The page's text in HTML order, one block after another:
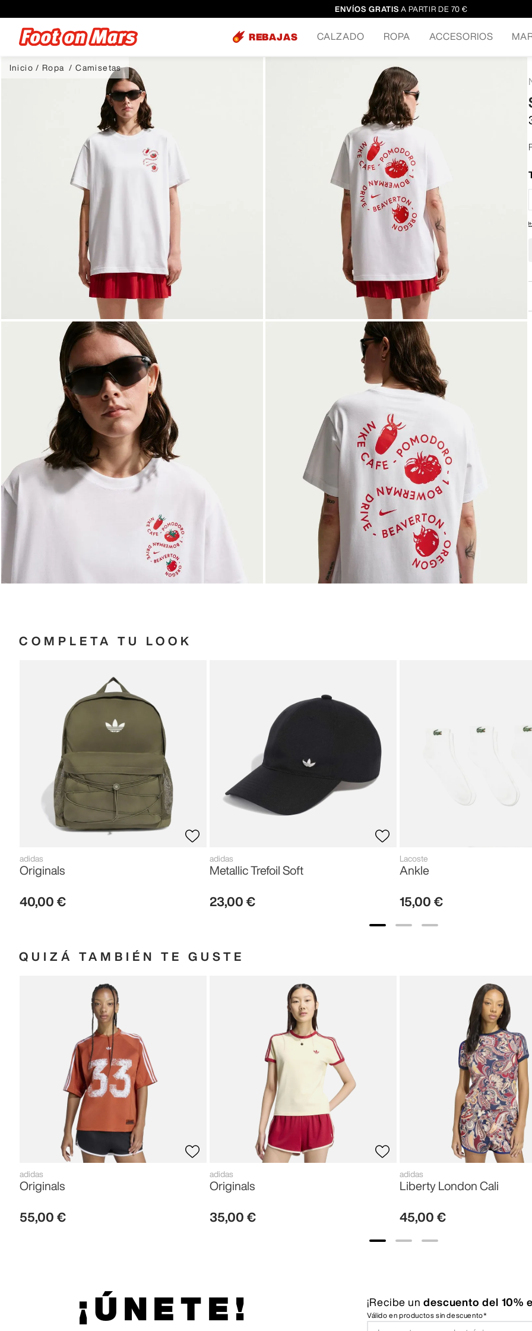
ENVÍOS GRATIS A PARTIR DE 70 €
REBAJAS CALZADO ROPA ACCESORIOS
Ropa Camisetas
COMPLETA TU LOOK
adidas
Originals
40,00 €
adidas
Metallic Trefoil Soft
23,00 €
Lacoste
Ankle
15,00 €
QUIZÁ TAMBIÉN TE GUSTE
adidas
Originals
55,00 €
adidas
Originals
35,00 €
adidas
Liberty London Cali
45,00 €
¡ÚNETE! ¡Recibe un descuento del 10%
Válido en productos sin descuento*